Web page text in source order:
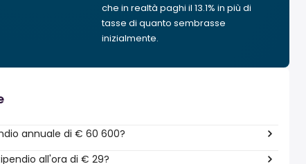
che in realtà paghi il 13.1% in più di
tasse di quanto sembrasse
inizialmente.
annuale di € 60 600?
all'ora di € 29?